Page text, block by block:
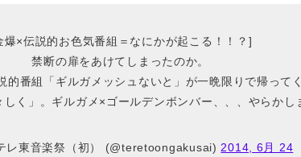
爆×伝説的お色気番組＝なにかが起こる！！？]
禁断の扉をあけてしまったのか。
的番組「ギルガメッシュないと」が一晩限りで帰って
く」。ギルガメ×ゴールデンボンバー、、、やらかし
レ東音楽祭（初） (@teretoongakusai)2014, 6月 24